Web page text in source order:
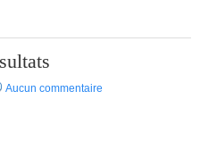
Aucun commentaire